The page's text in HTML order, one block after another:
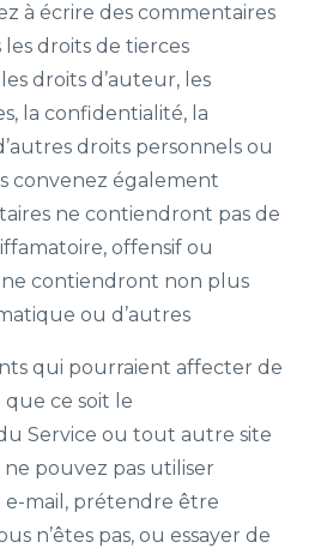
à écrire des commentaires
droits de tierces
droits d’auteur, les
la confidentialité, la
droits personnels ou
convenez également
ne contiendront pas de
offensif ou
ne contiendront non plus
ou d’autres
qui pourraient affecter de
ce soit le
Service ou tout autre site
ne pouvez pas utiliser
e-mail, prétendre être
n’êtes pas, ou essayer de